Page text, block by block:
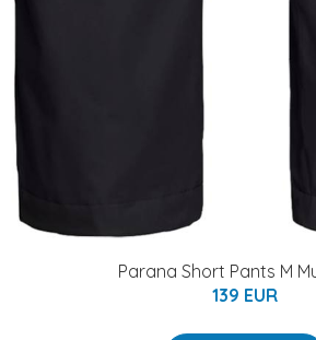
Parana Short Pants M
139 EUR